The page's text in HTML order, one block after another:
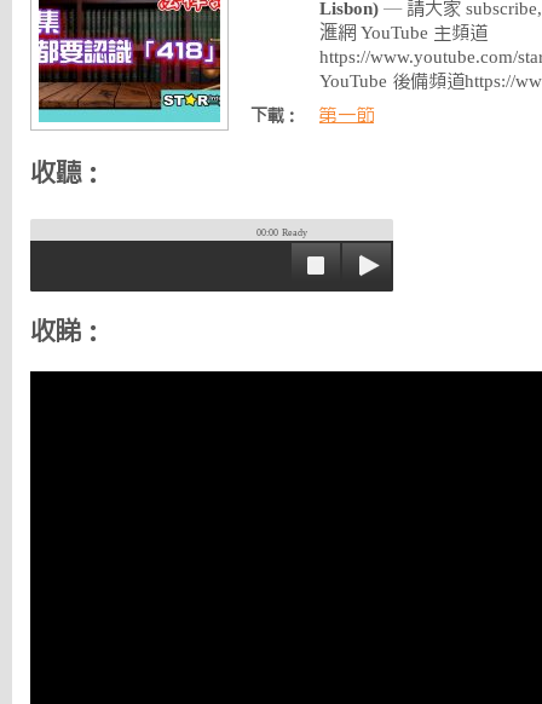
Lisbon) — 請大家
滙網 YouTube 主頻道
https://www.youtube.com/
YouTube 後備頻道https://
下載： 第一節
收聽：
00:00 Ready
收睇：